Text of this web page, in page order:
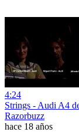
4:24
Strings - Audi A4
Razorbuzz
hace 18 años